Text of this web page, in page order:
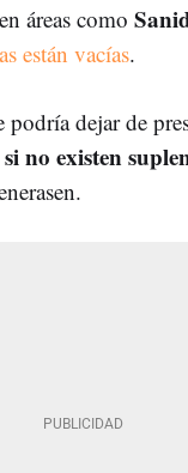
áreas como
están vacías.
dejar de
si no existen